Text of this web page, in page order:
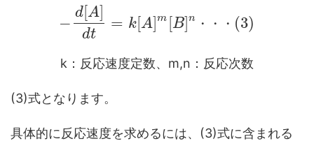
−
d[A]
dt
= k[A] m [B] n ・ ・ ・ (3)
k：反応速度定数、m,n：反応次数
(3)式となります。
具体的に反応速度を求めるには、(3)式に含まれる